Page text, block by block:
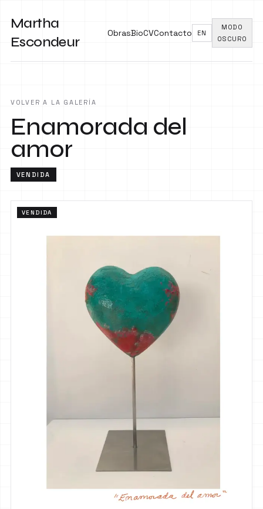
Martha
Escondeur
ObrasBioCVContacto EN
MODO
OSCURO
VOLVER A LA GALERÍA
Enamorada del
amor
VENDIDA
VENDIDA